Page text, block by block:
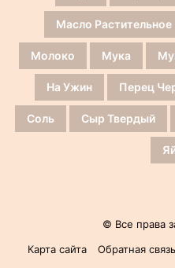
Масло Растительное
Молоко Мука
На Ужин Перец
Соль Сыр Твердый
© Все права
Карта сайта
Обратная связь